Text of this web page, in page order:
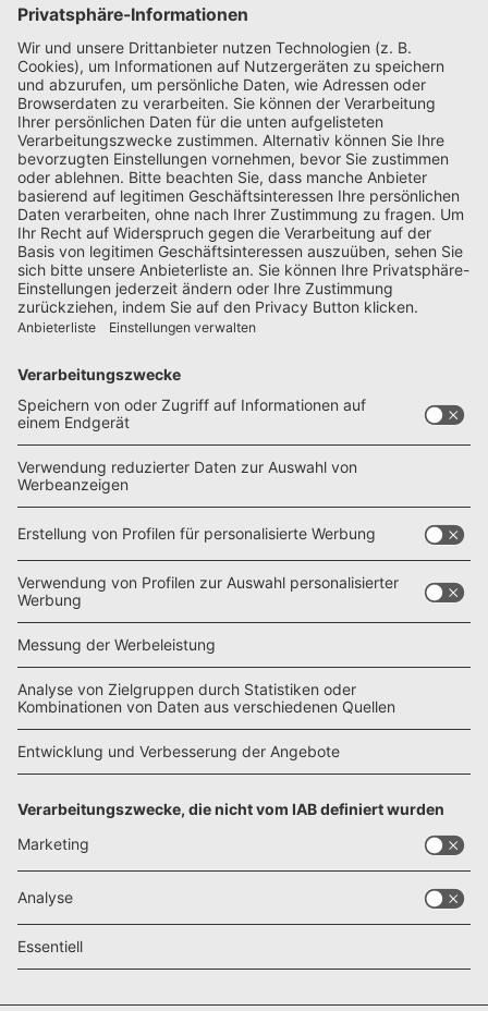
Es gelten die allgemeinen Geschäftsbedingungen
des Verlags.
Mein gutes Recht:
Ich kann diese Bestellung innerhalb von 14 Tagen
ohne Begründung durch eindeutige Erklärung (z.B.
E-Mail, Brief, Fax) oder direkt unter
http://www.doldemedien.de/widerruf-abo/
widerrufen. Bitte lesen Sie hier dieausführliche
Widerrufsbelehrunginklusive einem Mustertext.
DoldeMedien Verlag GmbH - Kundenservice
Postfach 810640
70523 Stuttgart
E-Mail:campervans@zenit-presse.de
Tel: 0711 / 82651-261
Fax: 0711 / 82651-333
AGB Mediadaten
Kontakt
Impressum